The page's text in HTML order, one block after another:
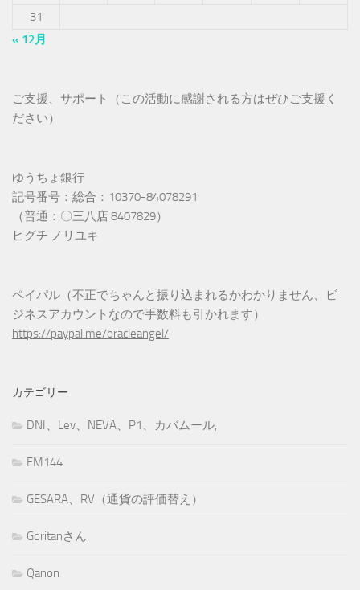
31
« 12月
ご支援、サポート（この活動に感謝される方はぜひご支援く
ださい）
ゆうちょ銀行
記号番号：総合：10370-84078291
（普通：〇三八店 8407829）
ヒグチ ノリユキ
ペイパル（不正でちゃんと振り込まれるかわかりません、ビ
ジネスアカウントなので手数料も引かれます）
https://paypal.me/oracleangel/
カテゴリー
DNI、Lev、NEVA、P1、カバムール,
FM144
GESARA、RV（通貨の評価替え）
Goritanさん
Qanon